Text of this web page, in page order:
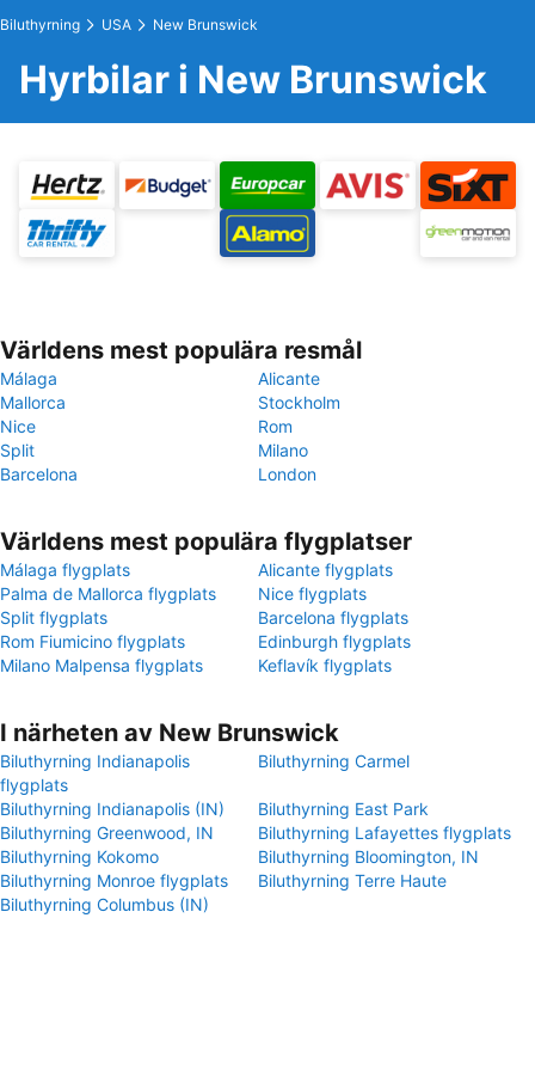
Biluthyrning USA New Brunswick
Hyrbilar i New Brunswick
Världens mest populära resmål
Málaga
Alicante
Mallorca
Stockholm
Nice
Rom
Split
Milano
Barcelona
London
Världens mest populära flygplatser
Málaga flygplats
Alicante flygplats
Palma de Mallorca flygplats
Nice flygplats
Split flygplats
Barcelona flygplats
Rom Fiumicino flygplats
Edinburgh flygplats
Milano Malpensa flygplats
Keflavík flygplats
I närheten av New Brunswick
Biluthyrning Indianapolis
flygplats
Biluthyrning Carmel
Biluthyrning Indianapolis (IN)
Biluthyrning East Park
Biluthyrning Greenwood, IN
Biluthyrning Lafayettes flygplats
Biluthyrning Kokomo
Biluthyrning Bloomington, IN
Biluthyrning Monroe flygplats
Biluthyrning Terre Haute
Biluthyrning Columbus (IN)